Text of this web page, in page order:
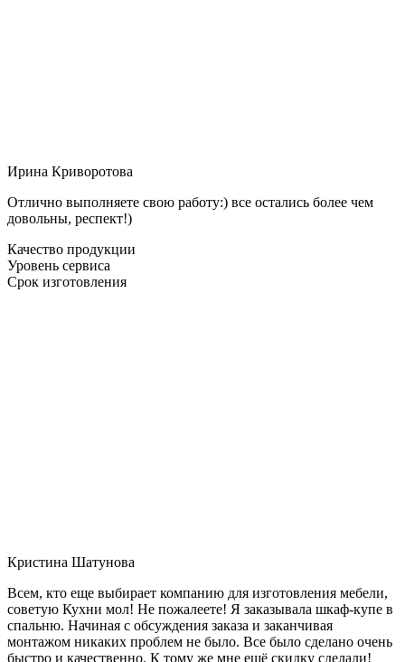
Ирина Криворотова
Отлично выполняете свою работу:) все остались более чем
довольны, респект!)
Качество продукции
Уровень сервиса
Срок изготовления
Кристина Шатунова
Всем, кто еще выбирает компанию для изготовления мебели,
советую Кухни мол! Не пожалеете! Я заказывала шкаф-купе в
спальню. Начиная с обсуждения заказа и заканчивая
монтажом никаких проблем не было. Все было сделано очень
быстро и качественно. К тому же мне ещё скидку сделали!